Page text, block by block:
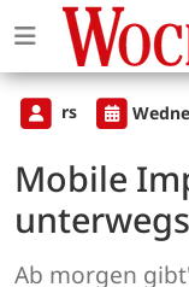
rs
Mobile
unterwegs
Ab morgen